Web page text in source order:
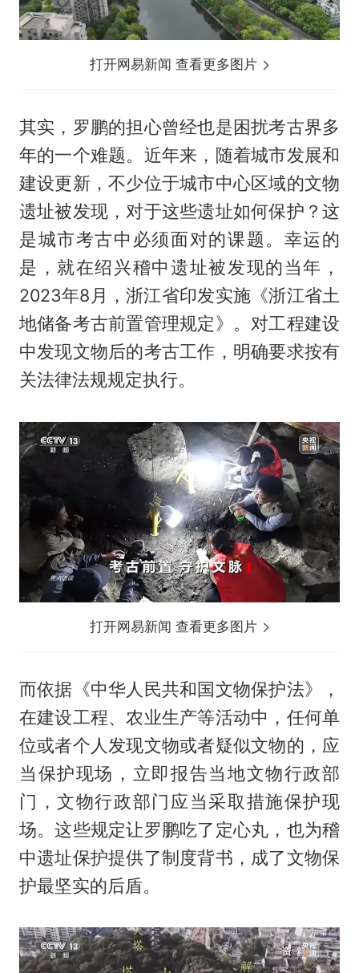
打开网易新闻 查看更多图片
其实，罗鹏的担心曾经也是困扰考古界多
年的一个难题。近年来，随着城市发展和
建设更新，不少位于城市中心区域的文物
遗址被发现，对于这些遗址如何保护？这
是城市考古中必须面对的课题。幸运的
是，就在绍兴稽中遗址被发现的当年，
2023年8月，浙江省印发实施《浙江省土
地储备考古前置管理规定》。对工程建设
中发现文物后的考古工作，明确要求按有
关法律法规规定执行。
打开网易新闻 查看更多图片
而依据《中华人民共和国文物保护法》，
在建设工程、农业生产等活动中，任何单
位或者个人发现文物或者疑似文物的，应
当保护现场，立即报告当地文物行政部
门，文物行政部门应当采取措施保护现
场。这些规定让罗鹏吃了定心丸，也为稽
中遗址保护提供了制度背书，成了文物保
护最坚实的后盾。